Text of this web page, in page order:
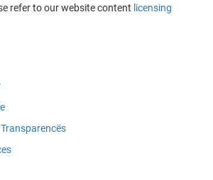
refer to our website content licensing